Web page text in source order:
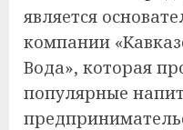
является
компании
Вода», которая
популярные